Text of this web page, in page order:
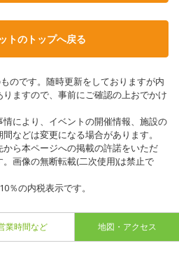
トのトップへ戻る
のです。随時更新をしておりますが内
ますので、事前にご確認の上おでかけ
により、イベントの開催情報、施設の
などは変更になる場合があります。
ら本ページへの掲載の許諾をいただ
画像の無断転載(二次使用)は禁止で
％の内税表示です。
業時間など 地図・アクセス